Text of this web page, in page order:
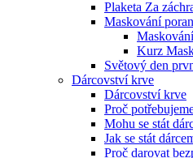
Plaketa Za
Maskování
Kurz
Světový den
Dárcovství krve
Dárcovství krve
Proč
Mohu se stát
Jak se stát
Proč darovat